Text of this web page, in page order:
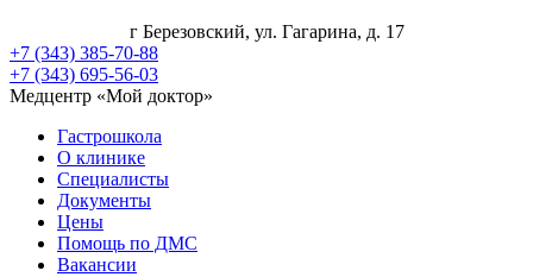
г Березовский, ул. Гагарина, д. 17
+7 (343) 385-70-88
+7 (343) 695-56-03
Медцентр «Мой доктор»
Гастрошкола
О клинике
Специалисты
Документы
Цены
Помощь по ДМС
Вакансии